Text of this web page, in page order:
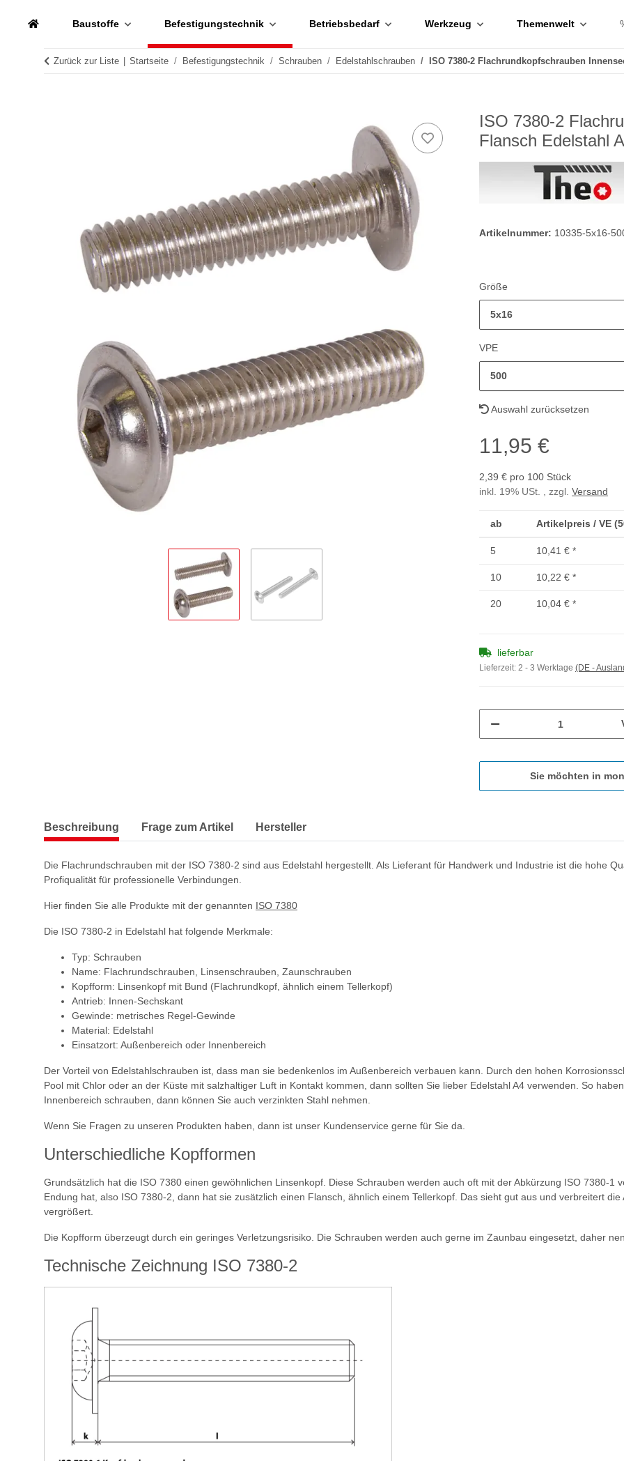
Baustoffe Befestigungstechnik Betriebsbedarf Werkzeug Themenwelt
Zurück zur Liste Startseite Befestigungstechnik Schrauben Edelstahlschrauben ISO 7380-2 Flachrundkopfschrauben
ISO 7380-2
Flansch Edelstahl
Artikelnummer: 10335-5x16-
Größe
5x16
VPE
500
Auswahl zurücksetzen
11,95 €
2,39 € pro 100 Stück
inkl. 19% USt. , zzgl. Versand
ab Artikelpreis / VE
5 10,41 € *
10 10,22 € *
20 10,04 € *
lieferbar
Lieferzeit: 2 - 3 Werktage (DE -
Sie möchten in
Beschreibung Frage zum Artikel Hersteller
Die Flachrundschrauben mit der ISO 7380-2 sind aus Edelstahl hergestellt. Als Lieferant für Handwerk und Industrie ist die hohe
Profiqualität für professionelle Verbindungen.
Hier finden Sie alle Produkte mit der genannten ISO 7380
Die ISO 7380-2 in Edelstahl hat folgende Merkmale:
Typ: Schrauben
Name: Flachrundschrauben, Linsenschrauben, Zaunschrauben
Kopfform: Linsenkopf mit Bund (Flachrundkopf, ähnlich einem Tellerkopf)
Antrieb: Innen-Sechskant
Gewinde: metrisches Regel-Gewinde
Material: Edelstahl
Einsatzort: Außenbereich oder Innenbereich
Der Vorteil von Edelstahlschrauben ist, dass man sie bedenkenlos im Außenbereich verbauen kann. Durch den hohen
Pool mit Chlor oder an der Küste mit salzhaltiger Luft in Kontakt kommen, dann sollten Sie lieber Edelstahl A4 verwenden. So
Innenbereich schrauben, dann können Sie auch verzinkten Stahl nehmen.
Wenn Sie Fragen zu unseren Produkten haben, dann ist unser Kundenservice gerne für Sie da.
Unterschiedliche Kopfformen
Grundsätzlich hat die ISO 7380 einen gewöhnlichen Linsenkopf. Diese Schrauben werden auch oft mit der Abkürzung ISO 7380-1
Endung hat, also ISO 7380-2, dann hat sie zusätzlich einen Flansch, ähnlich einem Tellerkopf. Das sieht gut aus und verbreitert
vergrößert.
Die Kopfform überzeugt durch ein geringes Verletzungsrisiko. Die Schrauben werden auch gerne im Zaunbau eingesetzt, daher
Technische Zeichnung ISO 7380-2